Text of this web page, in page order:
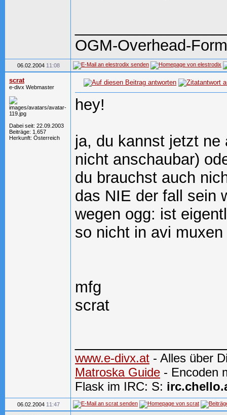
OGM-Overhead-
06.02.2004 11:08
scrat
e-divx Webmaster
Dabei seit: 22.09.2003
Beiträge: 1.657
Herkunft: Österreich
hey!
ja, du kannst jetzt
nicht anschaubar)
du brauchst auch
das NIE der fall sein
wegen ogg: ist
so nicht in avi
mfg
scrat
www.e-divx.at - Alles über
Matroska Guide - Encoden
Flask im IRC: S:
06.02.2004 11:47